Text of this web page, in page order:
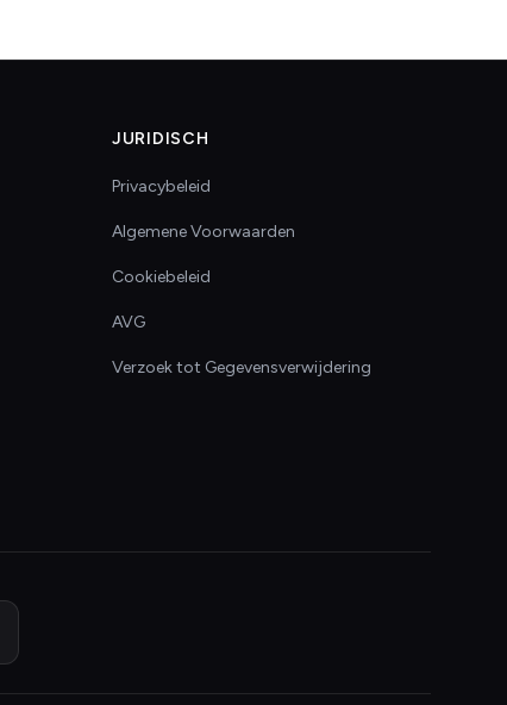
JURIDISCH
Privacybeleid
Algemene Voorwaarden
Cookiebeleid
AVG
Verzoek tot Gegevensverwijdering